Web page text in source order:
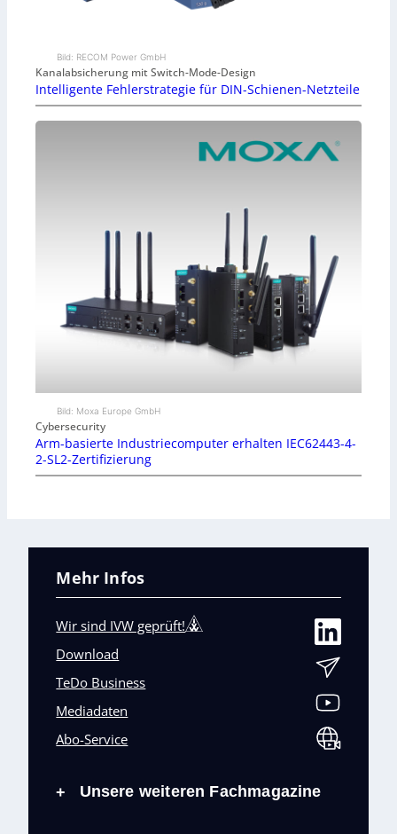
Bild: RECOM Power GmbH
Kanalabsicherung mit Switch-Mode-Design
Intelligente Fehlerstrategie für DIN-Schienen-Netzteile
Bild: Moxa Europe GmbH
Cybersecurity
Arm-basierte Industriecomputer erhalten IEC62443-4-
2-SL2-Zertifizierung
Mehr Infos
Wir sind IVW geprüft!
Download
TeDo Business
Mediadaten
Abo-Service
+ Unsere weiteren Fachmagazine